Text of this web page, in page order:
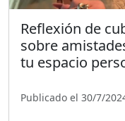
Reflexión de
sobre
tu espacio
Publicado el 30/7/